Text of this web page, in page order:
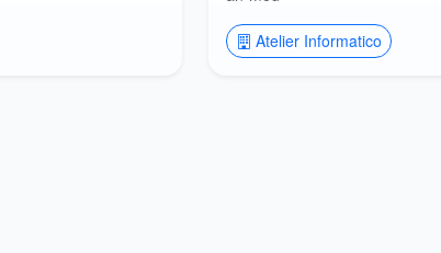
Atelier Informatico